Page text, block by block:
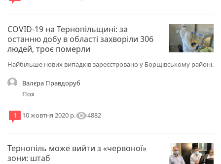
COVID-19 на Тернопільщині: за
останню добу в області захворіли 306
людей, троє померли
Найбільше нових випадків зареєстровано у Борщівському районі.
Валєра Правдоруб
Пох
1 10 жовтня 2020 р.visibility4882
Тернопіль може вийти з «червоної»
зони: штаб